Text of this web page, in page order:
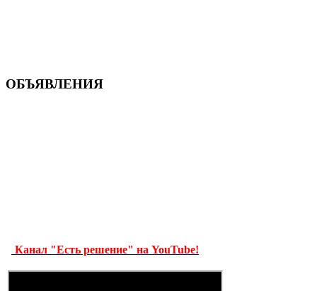
ОБЪЯВЛЕНИЯ
Канал "Есть решение" на YouTube!